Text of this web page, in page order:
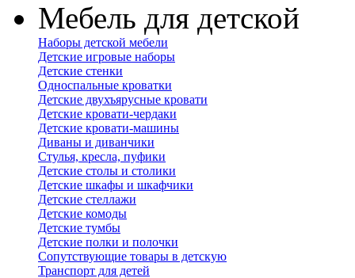
Мебель для детской
Наборы детской мебели
Детские игровые наборы
Детские стенки
Односпальные кроватки
Детские двухъярусные кровати
Детские кровати-чердаки
Детские кровати-машины
Диваны и диванчики
Стулья, кресла, пуфики
Детские столы и столики
Детские шкафы и шкафчики
Детские стеллажи
Детские комоды
Детские тумбы
Детские полки и полочки
Сопутствующие товары в детскую
Транспорт для детей